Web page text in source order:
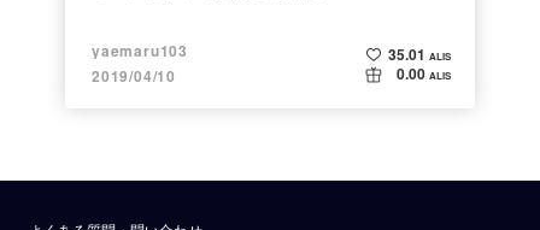
yaemaru103
2019/04/10
35.01 ALIS
0.00 ALIS